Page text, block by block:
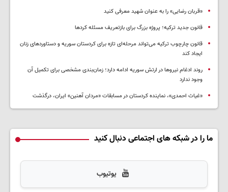
«قربان رضایی» را به عنوان شهید معرفی کنید
قانون جدید ترکیه؛ پروژه بزرگ‌ برای بازتعریف مسئله کردها
قانون چارچوب ترکیه می‌تواند مرحله‌ای تازه برای کردستان سوریه و دستاوردهای زنان
ایجاد کند
روند ادغام نیروها در ارتش سوریه ادامه دارد؛ زمان‌بندی مشخصی برای تکمیل آن
وجود ندارد
«غیاث احمدی»، نماینده کردستان در مسابقات «مردان آهنین» ایران، درگذشت
ما را در شبکه های اجتماعی دنبال کنید
یوتیوب